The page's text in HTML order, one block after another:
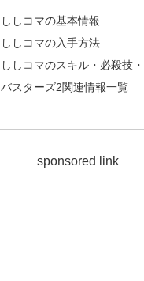
ししコマの基本情報
ししコマの入手方法
ししコマのスキル・必殺技
バスターズ2関連情報一覧
sponsored link